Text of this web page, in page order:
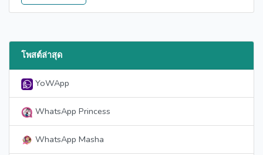
โพสต์ล่าสุด
YoWApp
WhatsApp Princess
WhatsApp Masha